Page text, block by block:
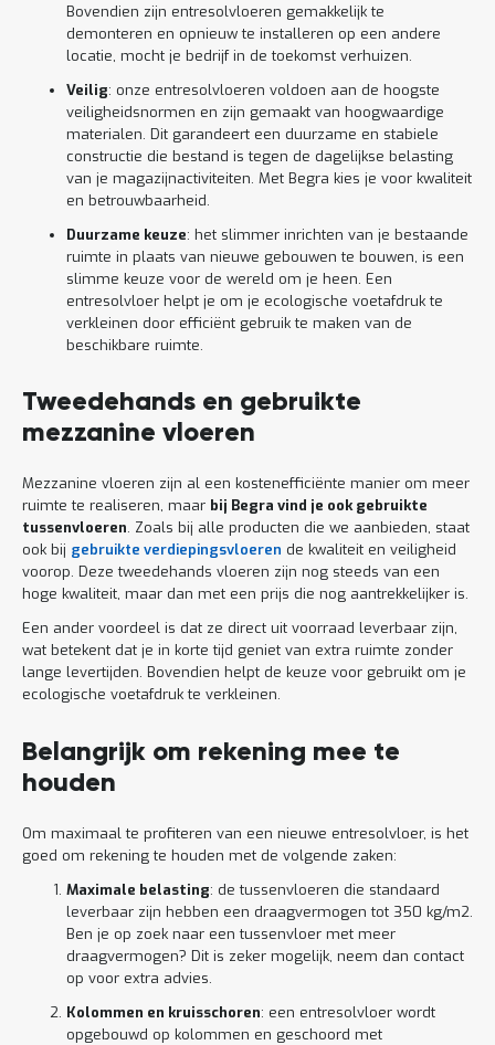
Bovendien zijn entresolvloeren gemakkelijk te
demonteren en opnieuw te installeren op een andere
locatie, mocht je bedrijf in de toekomst verhuizen.
Veilig: onze entresolvloeren voldoen aan de hoogste
veiligheidsnormen en zijn gemaakt van hoogwaardige
materialen. Dit garandeert een duurzame en stabiele
constructie die bestand is tegen de dagelijkse belasting
van je magazijnactiviteiten. Met Begra kies je voor kwaliteit
en betrouwbaarheid.
Duurzame keuze: het slimmer inrichten van je bestaande
ruimte in plaats van nieuwe gebouwen te bouwen, is een
slimme keuze voor de wereld om je heen. Een
entresolvloer helpt je om je ecologische voetafdruk te
verkleinen door efficiënt gebruik te maken van de
beschikbare ruimte.
Tweedehands en gebruikte
mezzanine vloeren
Mezzanine vloeren zijn al een kostenefficiënte manier om meer
ruimte te realiseren, maar bij Begra vind je ook gebruikte
tussenvloeren. Zoals bij alle producten die we aanbieden, staat
ook bij gebruikte verdiepingsvloeren de kwaliteit en veiligheid
voorop. Deze tweedehands vloeren zijn nog steeds van een
hoge kwaliteit, maar dan met een prijs die nog aantrekkelijker is.
Een ander voordeel is dat ze direct uit voorraad leverbaar zijn,
wat betekent dat je in korte tijd geniet van extra ruimte zonder
lange levertijden. Bovendien helpt de keuze voor gebruikt om je
ecologische voetafdruk te verkleinen.
Belangrijk om rekening mee te
houden
Om maximaal te profiteren van een nieuwe entresolvloer, is het
goed om rekening te houden met de volgende zaken:
Maximale belasting: de tussenvloeren die standaard
leverbaar zijn hebben een draagvermogen tot 350 kg/m2.
Ben je op zoek naar een tussenvloer met meer
draagvermogen? Dit is zeker mogelijk, neem dan contact
op voor extra advies.
Kolommen en kruisschoren: een entresolvloer wordt
opgebouwd op kolommen en geschoord met